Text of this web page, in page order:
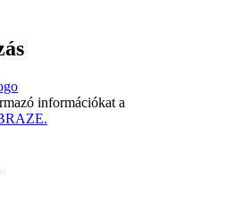
információkat a